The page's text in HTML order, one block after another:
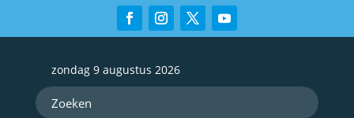
zondag 9 augustus 2026